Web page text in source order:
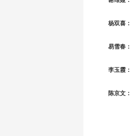
杨双喜：
易雪春：
李玉霞：
陈京文：